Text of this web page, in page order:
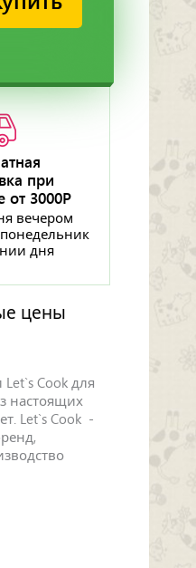
при
от 3000Р
вечером
дня
цены
Cook для
настоящих
Let`s Cook -